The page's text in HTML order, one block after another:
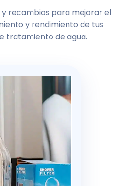
recambios para mejorar el
y rendimiento de tus
tratamiento de agua.
más cómodo
de cristal y acero
una mayor comodidad,
menor gasto de residuos.
Cristal y acero inoxidable
para el día a día
Menos residuos